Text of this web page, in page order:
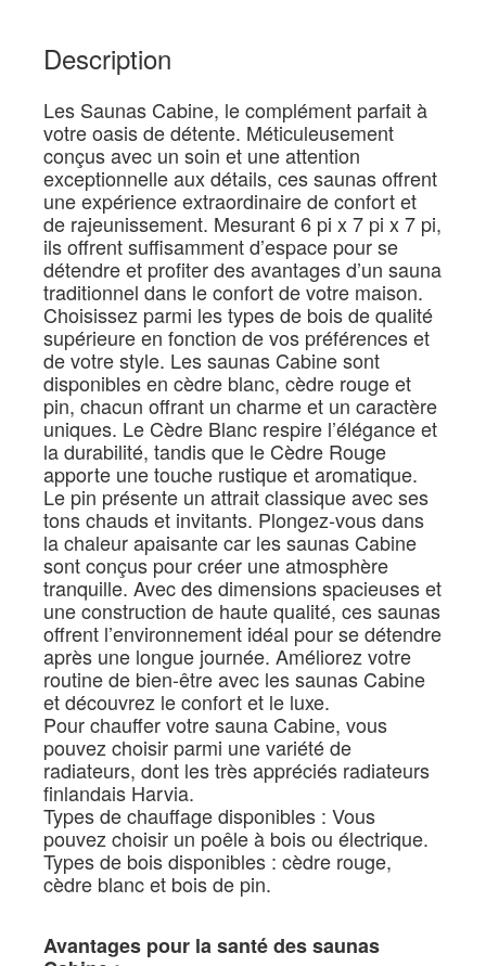
Description
Les Saunas Cabine, le complément parfait à
votre oasis de détente. Méticuleusement
conçus avec un soin et une attention
exceptionnelle aux détails, ces saunas offrent
une expérience extraordinaire de confort et
de rajeunissement. Mesurant 6 pi x 7 pi x 7 pi,
ils offrent suffisamment d’espace pour se
détendre et profiter des avantages d’un sauna
traditionnel dans le confort de votre maison.
Choisissez parmi les types de bois de qualité
supérieure en fonction de vos préférences et
de votre style. Les saunas Cabine sont
disponibles en cèdre blanc, cèdre rouge et
pin, chacun offrant un charme et un caractère
uniques. Le Cèdre Blanc respire l’élégance et
la durabilité, tandis que le Cèdre Rouge
apporte une touche rustique et aromatique.
Le pin présente un attrait classique avec ses
tons chauds et invitants. Plongez-vous dans
la chaleur apaisante car les saunas Cabine
sont conçus pour créer une atmosphère
tranquille. Avec des dimensions spacieuses et
une construction de haute qualité, ces saunas
offrent l’environnement idéal pour se détendre
après une longue journée. Améliorez votre
routine de bien-être avec les saunas Cabine
et découvrez le confort et le luxe.
Pour chauffer votre sauna Cabine, vous
pouvez choisir parmi une variété de
radiateurs, dont les très appréciés radiateurs
finlandais Harvia.
Types de chauffage disponibles : Vous
pouvez choisir un poêle à bois ou électrique.
Types de bois disponibles : cèdre rouge,
cèdre blanc et bois de pin.
Avantages pour la santé des saunas